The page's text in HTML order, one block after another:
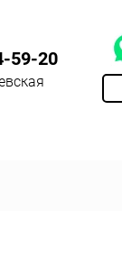
59-20